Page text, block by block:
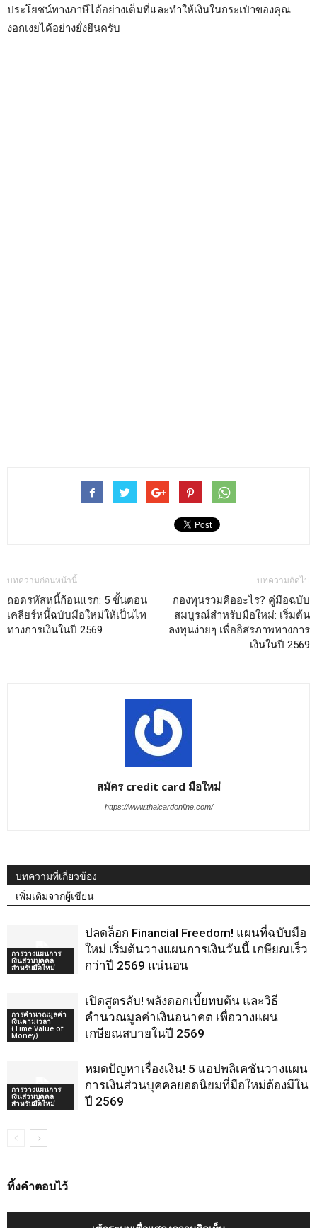
ประโยชน์ทางภาษีได้อย่างเต็มที่และทำให้เงินในกระเป๋าของคุณ
งอกเงยได้อย่างยั่งยืนครับ
บทความก่อนหน้านี้
ถอดรหัสหนี้ก้อนแรก: 5 ขั้นตอน
เคลียร์หนี้ฉบับมือใหม่ให้เป็นไท
ทางการเงินในปี 2569
บทความถัดไป
กองทุนรวมคืออะไร? คู่มือฉบับ
สมบูรณ์สำหรับมือใหม่: เริ่มต้น
ลงทุนง่ายๆ เพื่ออิสรภาพทางการ
เงินในปี 2569
สมัคร credit card มือใหม่
https://www.thaicardonline.com/
บทความที่เกี่ยวข้อง
เพิ่มเติมจากผู้เขียน
การวางแผนการ
เงินส่วนบุคคล
สำหรับมือใหม่
ปลดล็อก Financial Freedom! แผนที่ฉบับมือ
ใหม่ เริ่มต้นวางแผนการเงินวันนี้ เกษียณเร็ว
กว่าปี 2569 แน่นอน
การคำนวณมูลค่า
เงินตามเวลา
(Time Value of
Money)
เปิดสูตรลับ! พลังดอกเบี้ยทบต้น และวิธี
คำนวณมูลค่าเงินอนาคต เพื่อวางแผน
เกษียณสบายในปี 2569
การวางแผนการ
เงินส่วนบุคคล
สำหรับมือใหม่
หมดปัญหาเรื่องเงิน! 5 แอปพลิเคชันวางแผน
การเงินส่วนบุคคลยอดนิยมที่มือใหม่ต้องมีใน
ปี 2569
ทิ้งคำตอบไว้